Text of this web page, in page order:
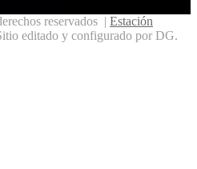
reservados | Estación
editado y configurado por DG.